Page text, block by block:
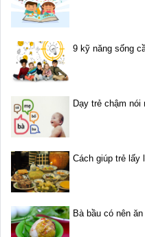
9 kỹ năng sống
Dạy trẻ chậm nói
Cách giúp trẻ lấy
Bà bầu có nên